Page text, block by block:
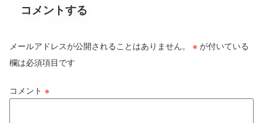
コメントする
メールアドレスが公開されることはありません。 ※が付いている
欄は必須項目です
コメント ※